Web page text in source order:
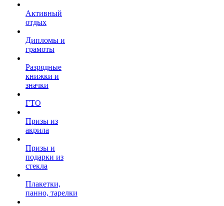
Активный
отдых
Дипломы и
грамоты
Разрядные
книжки и
значки
ГТО
Призы из
акрила
Призы и
подарки из
стекла
Плакетки,
панно, тарелки